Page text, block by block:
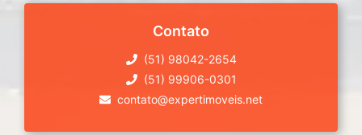
Contato
(51) 98042-2654
(51) 99906-0301
contato@expertimoveis.net